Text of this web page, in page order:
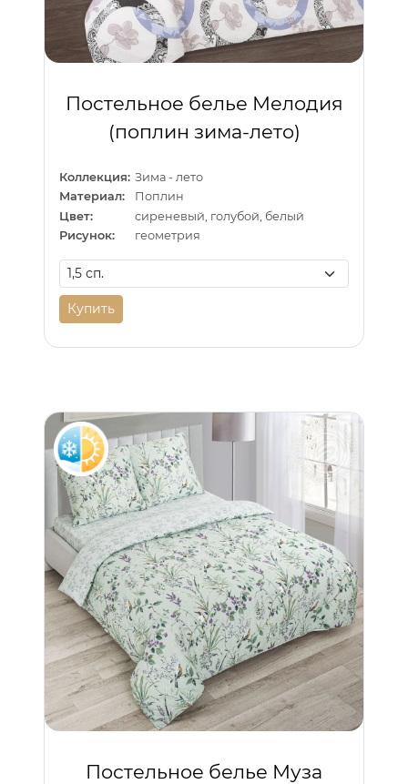
Постельное белье Мелодия
(поплин зима-лето)
Коллекция: Зима - лето
Материал:
Поплин
Цвет:
сиреневый, голубой, белый
Рисунок:
геометрия
Купить
Постельное белье Муза